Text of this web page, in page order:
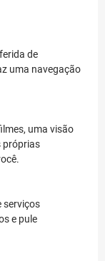
de
uma navegação
uma visão
próprias
serviços
e pule